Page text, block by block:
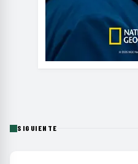
SIGUIENTE